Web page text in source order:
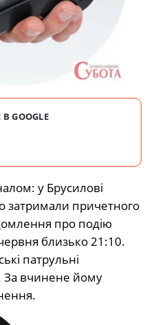
GOOGLE
у Брусилові
затримали причетного
про подію
близько 21:10.
патрульні
За вчинене йому